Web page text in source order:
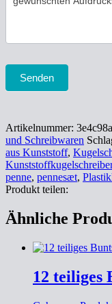
Senden
Artikelnummer:
und Schreibwaren
aus Kunststoff,
Kunststoffkugelschreiber
penne, pennesæt,
Produkt teilen:
Ähnliche
12 teiliges